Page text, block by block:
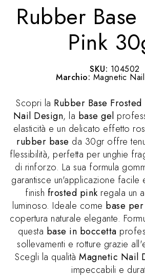
Rubber Base
Pink
SKU: 104502
Marchio: Magnetic
Scopri la Rubber Base Frosted
Nail Design, la base gel
elasticità e un delicato effetto
rubber base da 30gr offre
flessibilità, perfetta per unghie
di rinforzo. La sua formula
garantisce un'applicazione facile
finish frosted pink regala un
luminoso. Ideale come base
copertura naturale elegante.
questa base in boccetta
sollevamenti e rotture grazie
Scegli la qualità Magnetic Nail
impeccabili e